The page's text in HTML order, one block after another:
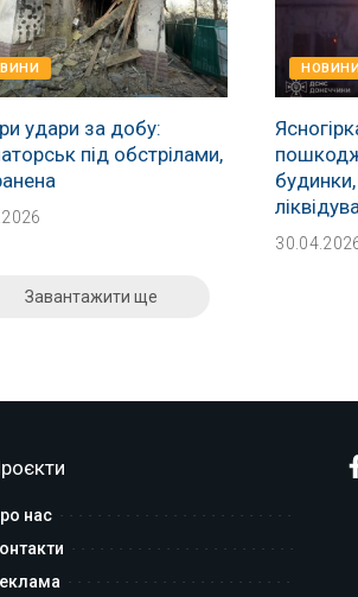
удари за добу:
під обстрілами,
НОВИНИ
Завантажити ще
нас